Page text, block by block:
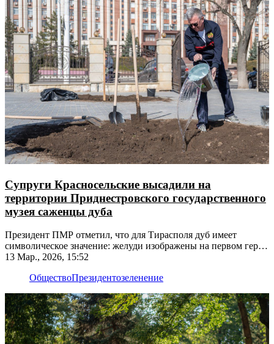
Супруги Красносельские высадили на
территории Приднестровского государственного
музея саженцы дуба
Президент ПМР отметил, что для Тирасполя дуб имеет
символическое значение: желуди изображены на первом гербе
города
13 Мар., 2026, 15:52
ОбществоПрезидентозеленение